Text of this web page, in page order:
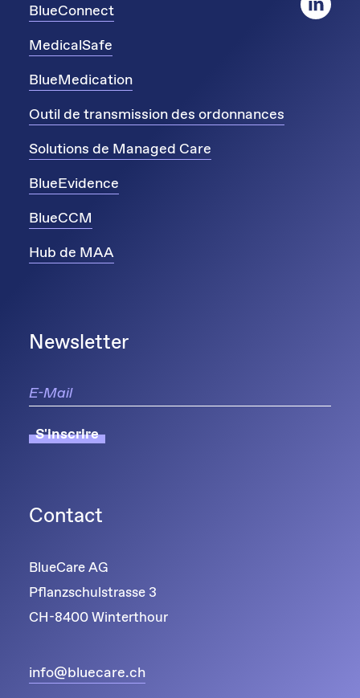
BlueConnect
MedicalSafe
BlueMedication
Outil de transmission des ordonnances
Solutions de Managed Care
BlueEvidence
BlueCCM
Hub de MAA
Newsletter
S'inscrire
Contact
BlueCare AG
Pflanzschulstrasse 3
CH-8400 Winterthour
info@bluecare.ch